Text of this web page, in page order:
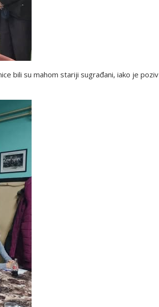
bili su mahom stariji sugrađani, iako je poziv